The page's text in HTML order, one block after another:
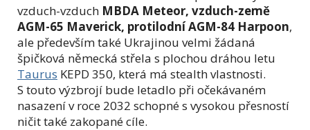
vzduch-vzduch MBDA Meteor, vzduch-země
AGM-65 Maverick, protilodní AGM-84 Harpoon,
ale především také Ukrajinou velmi žádaná
špičková německá střela s plochou dráhou letu
Taurus KEPD 350, která má stealth vlastnosti.
S touto výzbrojí bude letadlo při očekávaném
nasazení v roce 2032 schopné s vysokou přesností
ničit také zakopané cíle.